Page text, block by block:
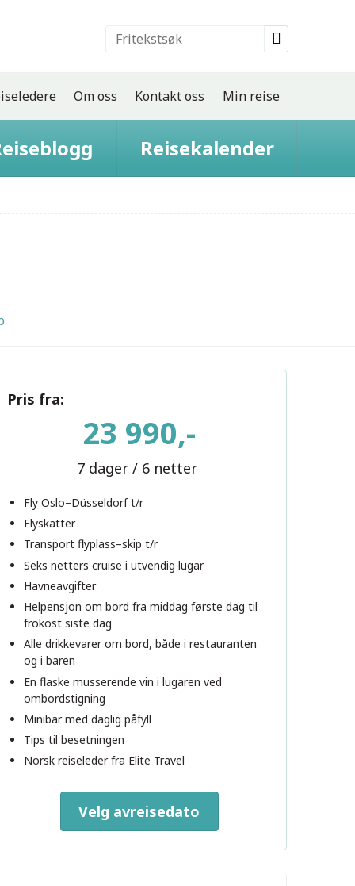
Om oss Kontakt oss Min reise
Reisekalender
Pris fra:
23 990,-
7 dager / 6 netter
Fly Oslo–Düsseldorf t/r
Flyskatter
Transport flyplass–skip t/r
Seks netters cruise i utvendig lugar
Havneavgifter
Helpensjon om bord fra middag første dag til
frokost siste dag
Alle drikkevarer om bord, både i restauranten
og i baren
En flaske musserende vin i lugaren ved
ombordstigning
Minibar med daglig påfyll
Tips til besetningen
Norsk reiseleder fra Elite Travel
Velg avreisedato